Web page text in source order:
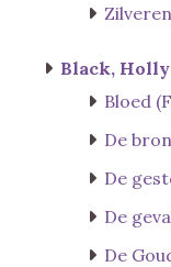
Black, Holly
Bloed
De
De
De
De